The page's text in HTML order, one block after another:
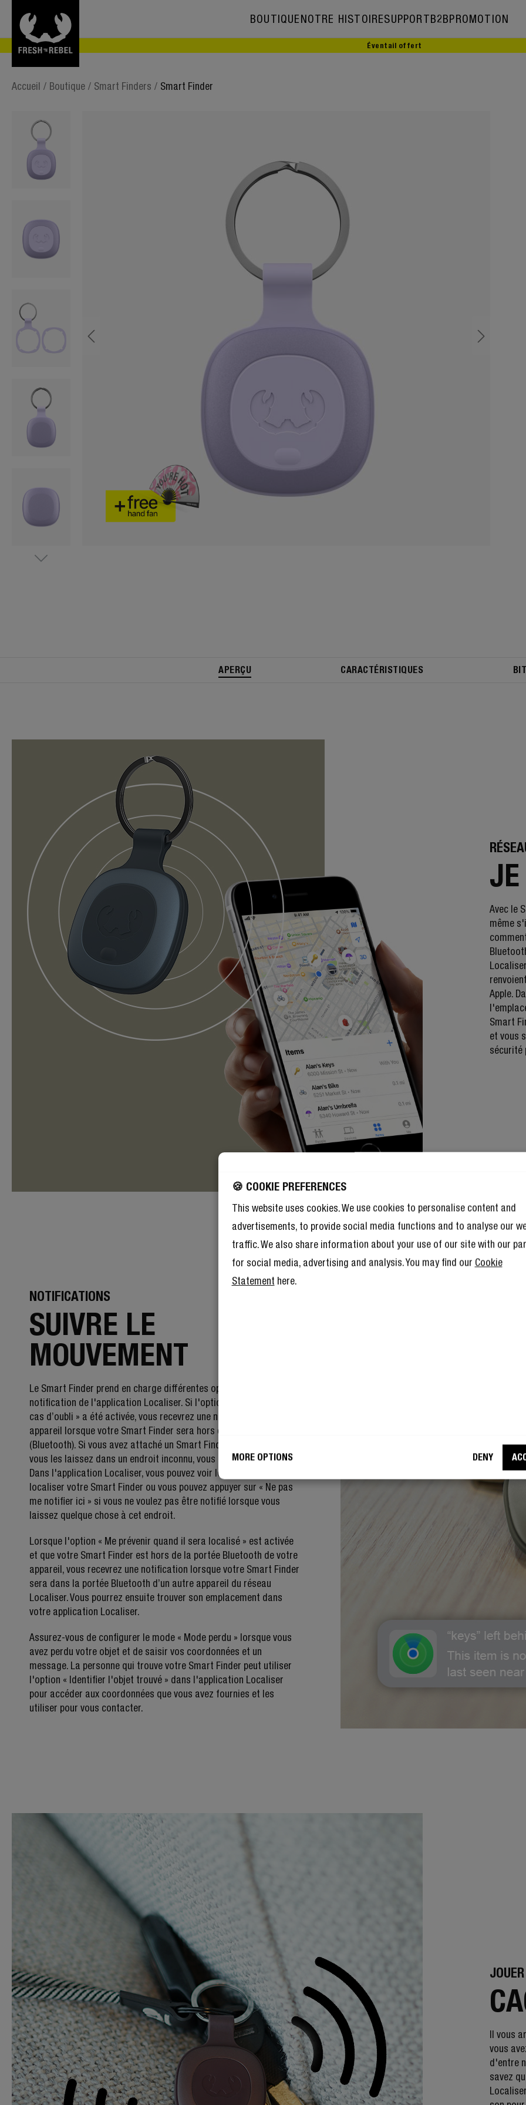
🍪 COOKIE PREFERENCES
This website uses cookies. We use cookies to personalise content and
advertisements, to provide social media functions and to analyse our
traffic. We also share information about your use of our site with our
for social media, advertising and analysis. You may find our Cookie
Statement here.
MORE OPTIONS DENY
BOUTIQUENOTRE HISTOIRESUPPORTB2BPROMOTION
Éventail offert
Accueil / Boutique / Smart Finders / Smart Finder
APERÇU CARACTÉRISTIQUES
Avec le
même
Apple.
Smart
et vous
sécurité
NOTIFICATIONS
SUIVRE LE
MOUVEMENT
Le Smart Finder prend en charge différentes options de
notification de l'application Localiser. Si l'option « Me prévenir en
cas d’oubli » a été activée, vous recevrez une notification sur votre
appareil lorsque votre Smart Finder sera hors de portée
(Bluetooth). Si vous avez attaché un Smart Finder à vos clés et que
vous les laissez dans un endroit inconnu, vous en serez averti.
Dans l'application Localiser, vous pouvez voir les directions pour
localiser votre Smart Finder ou vous pouvez appuyer sur « Ne pas
me notifier ici » si vous ne voulez pas être notifié lorsque vous
laissez quelque chose à cet endroit.
Lorsque l'option « Me prévenir quand il sera localisé » est activée
et que votre Smart Finder est hors de la portée Bluetooth de votre
appareil, vous recevrez une notification lorsque votre Smart Finder
sera dans la portée Bluetooth d’un autre appareil du réseau
Localiser. Vous pourrez ensuite trouver son emplacement dans
votre application Localiser.
Assurez-vous de configurer le mode « Mode perdu » lorsque vous
avez perdu votre objet et de saisir vos coordonnées et un
message. La personne qui trouve votre Smart Finder peut utiliser
l'option « Identifier l'objet trouvé » dans l'application Localiser
pour accéder aux coordonnées que vous avez fournies et les
utiliser pour vous contacter.
Il vous
vous
d'entre
savez